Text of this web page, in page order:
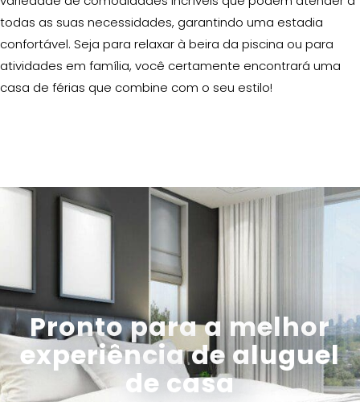
todas as suas necessidades, garantindo uma estadia
confortável. Seja para relaxar à beira da piscina ou para
atividades em família, você certamente encontrará uma
casa de férias que combine com o seu estilo!
Pronto para a melhor
experiência de aluguel
de casa